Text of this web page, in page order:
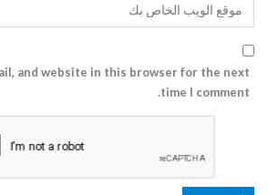
and website in this browser for the next
time I comment.